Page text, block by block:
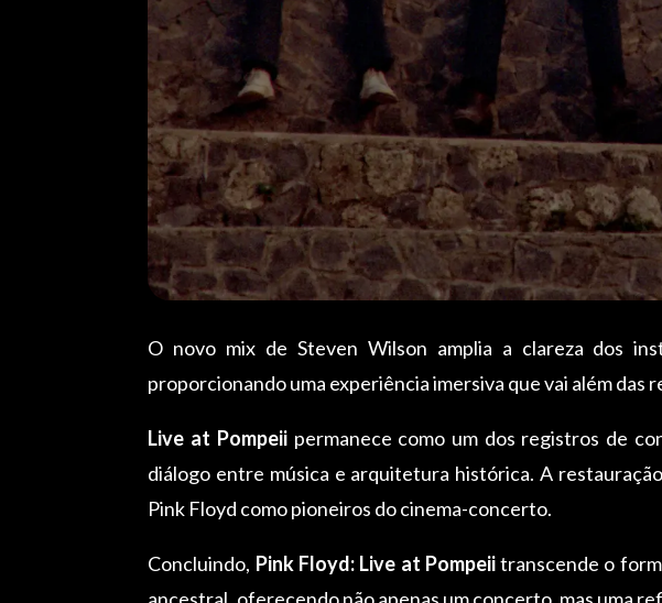
O novo mix de Steven Wilson amplia a clareza dos
proporcionando uma experiência imersiva que vai além das
Live at Pompeiipermanece como um dos registros de
diálogo entre música e arquitetura histórica. A
Pink Floyd como pioneiros do cinema-concerto.
Concluindo, Pink Floyd: Live at Pompeiitranscende o